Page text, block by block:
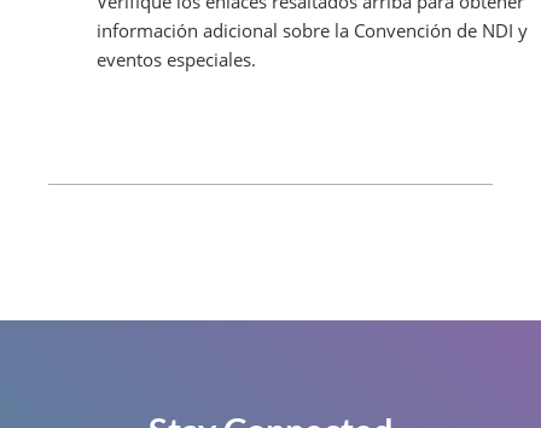
información adicional sobre la Convención de NDI y
eventos especiales.